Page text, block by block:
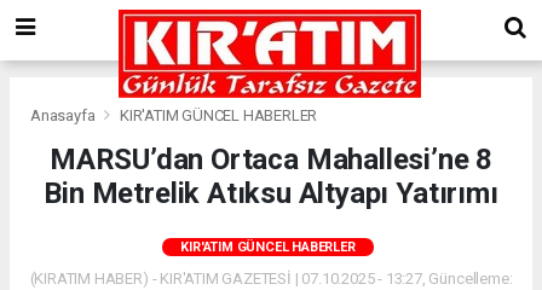
Anasayfa KIR'ATIM GÜNCEL HABERLER
MARSU’dan Ortaca Mahallesi’ne 8
Bin Metrelik Atıksu Altyapı Yatırımı
KIR'ATIM GÜNCEL HABERLER
(KIRATIM HABER) - KIR'ATIM GAZETESİ | 07.10.2025 - 13:27, Güncelleme: